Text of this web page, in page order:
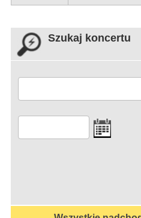
Szukaj koncertu